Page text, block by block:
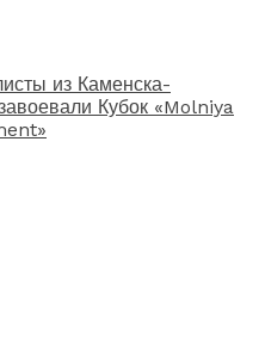
из Каменска-
Кубок «Molniya